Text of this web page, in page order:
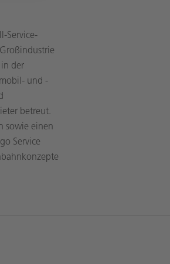
Service-
der
und -
betreut.
sowie einen
Service